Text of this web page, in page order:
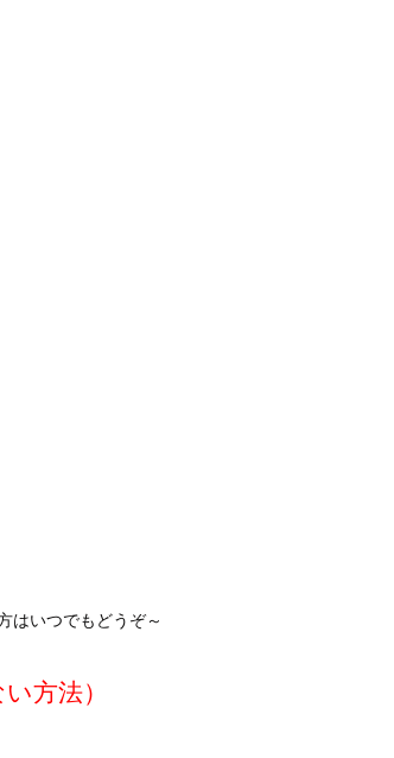
はいつでもどうぞ～
方法）